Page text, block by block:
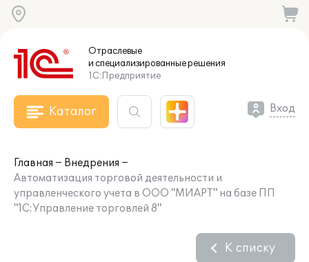
Отраслевые
и специализированныерешения
1С:Предприятие
Каталог Вход
Главная
Внедрения
Автоматизация торговой деятельности и
управленческого учета в ООО "МИАРТ" на базе ПП
"1С:Управление торговлей 8"
К списку